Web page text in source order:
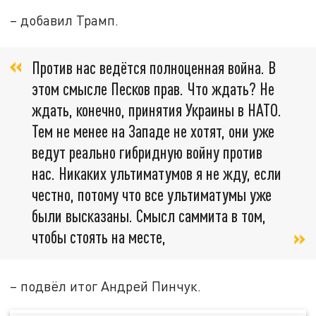
– добавил Трамп.
Против нас ведётся полноценная война. В
этом смысле Песков прав. Что ждать? Не
ждать, конечно, принятия Украины в НАТО.
Тем не менее на Западе не хотят, они уже
ведут реально гибридную войну против
нас. Никаких ультиматумов я не жду, если
честно, потому что все ультиматумы уже
были высказаны. Смысл саммита в том,
чтобы стоять на месте,
– подвёл итог Андрей Пинчук.